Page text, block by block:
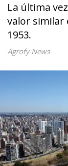
La última
valor similar
1953.
Agrofy News